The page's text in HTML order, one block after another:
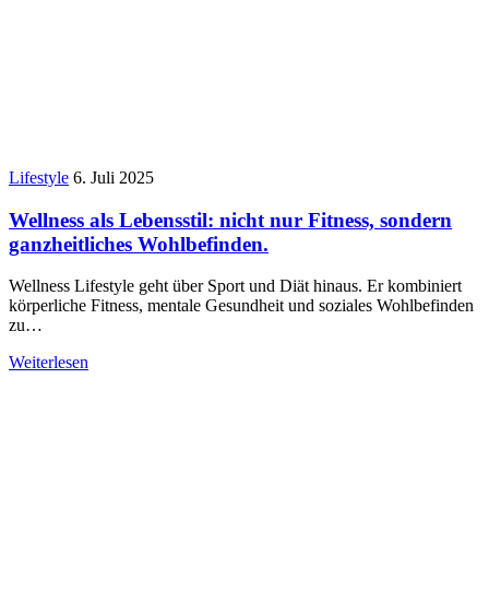
Lifestyle 6. Juli 2025
Wellness als Lebensstil: nicht nur Fitness, sondern
ganzheitliches Wohlbefinden.
Wellness Lifestyle geht über Sport und Diät hinaus. Er kombiniert
körperliche Fitness, mentale Gesundheit und soziales Wohlbefinden
zu…
Weiterlesen